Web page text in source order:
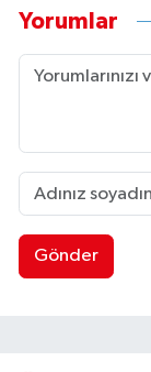
Yorumlar
Gönder